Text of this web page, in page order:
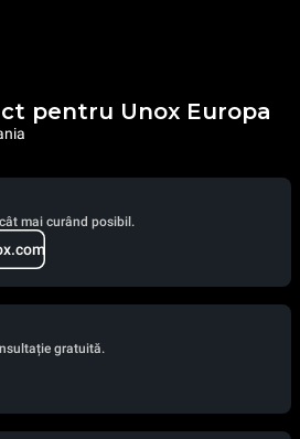
pentru Unox Europa
mai curând posibil.
gratuită.